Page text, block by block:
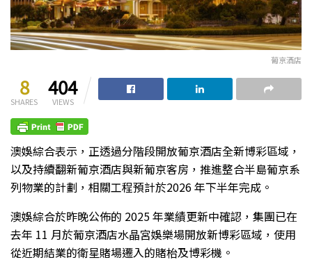
葡京酒店
8
SHARES
404
VIEWS
澳娛綜合表示，正透過分階段開放葡京酒店全新博彩區域，
以及持續翻新葡京酒店與新葡京客房，推進整合半島葡京系
列物業的計劃，相關工程預計於2026 年下半年完成。
澳娛綜合於昨晚公佈的 2025 年業績更新中確認，集團已在
去年 11 月於葡京酒店水晶宮娛樂場開放新博彩區域，使用
從近期結業的衛星賭場遷入的賭枱及博彩機。